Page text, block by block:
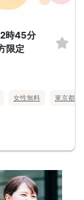
時45分
限定
女性無料 東京都